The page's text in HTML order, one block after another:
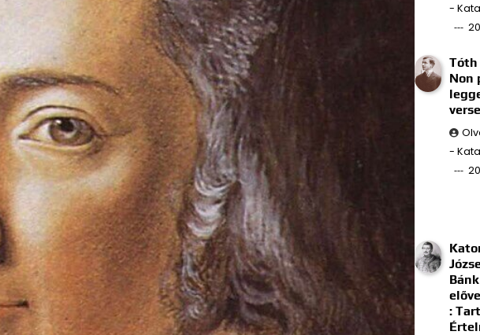
- Kata
Tóth
Non
- Kata
: